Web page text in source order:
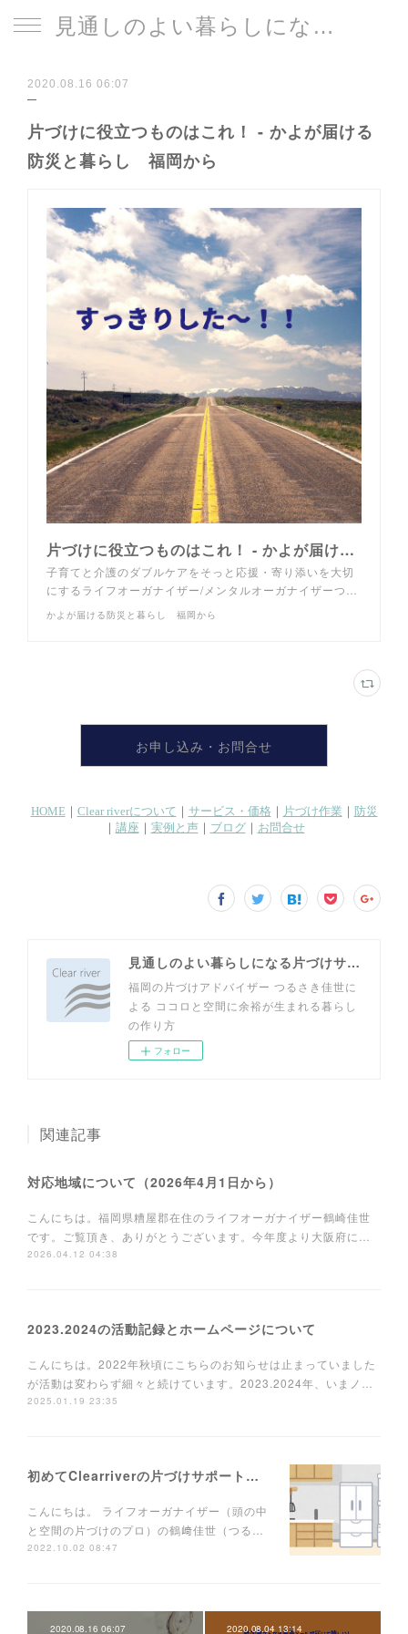
見通しのよい暮らしになる片づけサイト
2020.08.16 06:07
片づけに役立つものはこれ！ - かよが届ける
防災と暮らし 福岡から
片づけに役立つものはこれ！ - かよが届ける防災と暮らし 福岡から
子育てと介護のダブルケアをそっと応援・寄り添いを大切
にするライフオーガナイザー/メンタルオーガナイザーつ…
かよが届ける防災と暮らし 福岡から
お申し込み・お問合せ
見通しのよい暮らしになる片づけサイト
福岡の片づけアドバイザー つるさき佳世に
よる ココロと空間に余裕が生まれる暮らし
の作り方
フォロー
関連記事
対応地域について（2026年4月1日から）
こんにちは。福岡県糟屋郡在住のライフオーガナイザー鶴崎佳世
です。ご覧頂き、ありがとうございます。今年度より大阪府に…
2026.04.12 04:38
2023.2024の活動記録とホームページについて
こんにちは。2022年秋頃にこちらのお知らせは止まっていました
が活動は変わらず細々と続けています。2023.2024年、いまノ…
2025.01.19 23:35
初めてClearriverの片づけサポートを使う方へ
こんにちは。 ライフオーガナイザー（頭の中
と空間の片づけのプロ）の鶴﨑佳世（つる…
2022.10.02 08:47
2020.08.16 06:07 2020.08.04 13:14